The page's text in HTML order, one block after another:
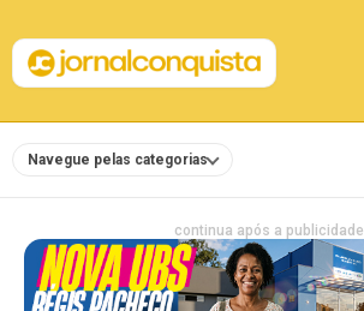
Navegue pelas categorias
continua após a publicidade